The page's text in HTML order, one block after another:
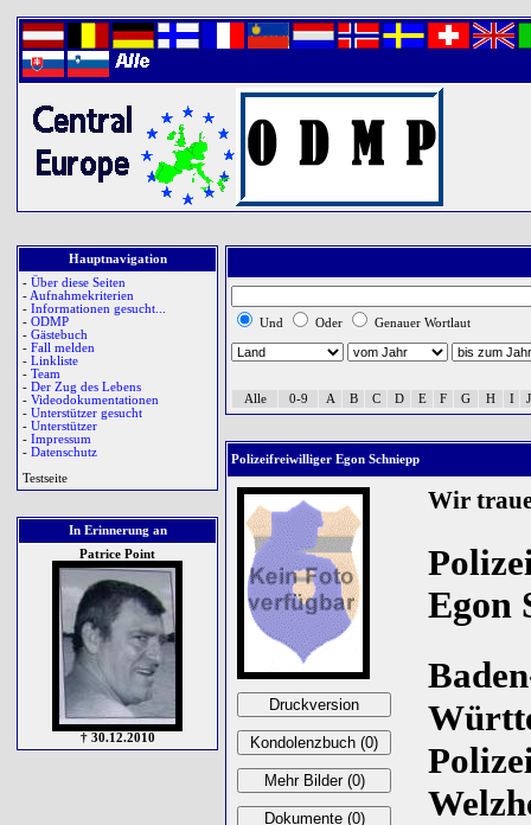
Hauptnavigation
- Über diese Seiten
- Aufnahmekriterien
- Informationen gesucht...
- ODMP
- Gästebuch
- Fall melden
- Linkliste
- Team
- Der Zug des Lebens
- Videodokumentationen
- Unterstützer gesucht
- Unterstützer
- Impressum
- Datenschutz
Testseite
In Erinnerung an
Patrice Point
† 30.12.2010
Und Oder Genauer Wortlaut
Alle 0-9 A B C D E F G H I J
Polizeifreiwilliger Egon Schniepp
Wir
Egon